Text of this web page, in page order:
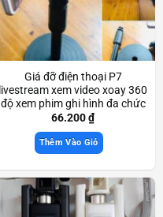
Giá đỡ điện thoại P7
livestream xem video xoay 360
độ xem phim ghi hình đa chức
năng Scd3311
66.200₫
Thêm Vào Giỏ